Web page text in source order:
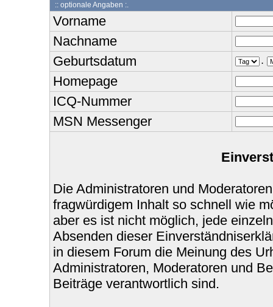
:: optionale Angaben :.
Vorname
Nachname
Geburtsdatum
.
Homepage
ICQ-Nummer
MSN Messenger
Die Administratoren und
fragwürdigem Inhalt so schnell wie
aber es ist nicht möglich, jede
Absenden dieser
in diesem Forum die Meinung des
Administratoren, Moderatoren und
Beiträge verantwortlich sind.